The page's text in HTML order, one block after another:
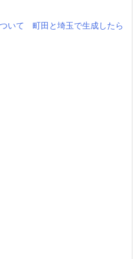
いて 町田と埼玉で生成したら